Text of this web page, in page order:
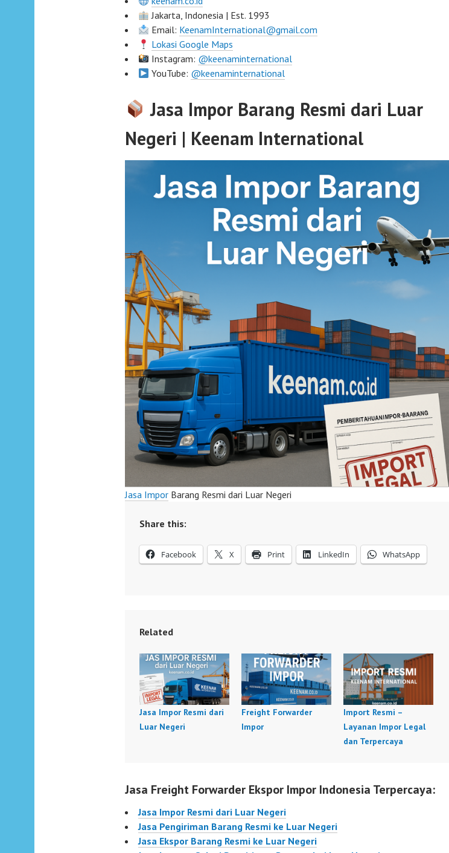
Jakarta, Indonesia | Est. 1993
Email: KeenamInternational@gmail.com
Lokasi Google Maps
Instagram: @keenaminternational
YouTube: @keenaminternational
Jasa Impor Barang Resmi dari Luar
Negeri | Keenam International
Jasa Impor Barang Resmi dari Luar Negeri
Share this:
Facebook X Print LinkedIn WhatsApp
Related
Jasa Impor Resmi dari
Luar Negeri
Freight Forwarder
Impor
Import Resmi –
Layanan Impor Legal
dan Terpercaya
Jasa Freight Forwarder Ekspor Impor Indonesia Terpercaya:
Jasa Impor Resmi dari Luar Negeri
Jasa Pengiriman Barang Resmi ke Luar Negeri
Jasa Ekspor Barang Resmi ke Luar Negeri